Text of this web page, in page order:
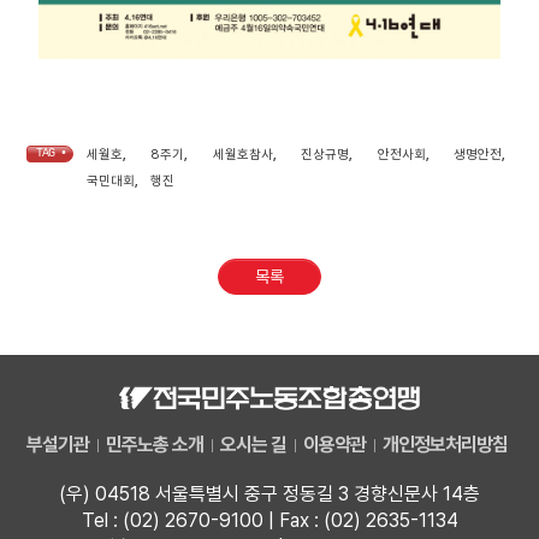
TAG • 세월호, 8주기, 세월호참사, 진상규명, 안전사회, 생명안전,
국민대회, 행진
목록
부설기관 민주노총 소개 오시는 길 이용약관 개인정보처리방침
(우) 04518 서울특별시 중구 정동길 3 경향신문사 14층
Tel : (02) 2670-9100 | Fax : (02) 2635-1134